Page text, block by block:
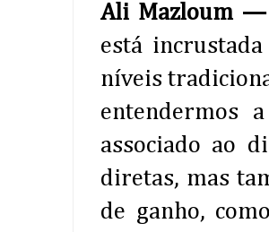
Ali Mazloum
está
níveis
entendermos
associado ao
diretas, mas
de ganho,